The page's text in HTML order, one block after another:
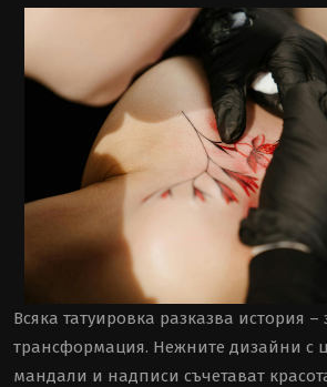
Всяка татуировка разказва история
трансформация. Нежните дизайни с
мандали и надписи съчетават